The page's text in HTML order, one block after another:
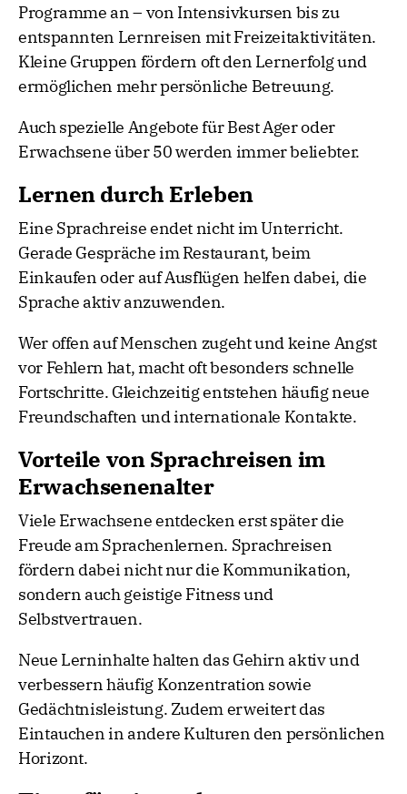
Programme an – von Intensivkursen bis zu
entspannten Lernreisen mit Freizeitaktivitäten.
Kleine Gruppen fördern oft den Lernerfolg und
ermöglichen mehr persönliche Betreuung.
Auch spezielle Angebote für Best Ager oder
Erwachsene über 50 werden immer beliebter.
Lernen durch Erleben
Eine Sprachreise endet nicht im Unterricht.
Gerade Gespräche im Restaurant, beim
Einkaufen oder auf Ausflügen helfen dabei, die
Sprache aktiv anzuwenden.
Wer offen auf Menschen zugeht und keine Angst
vor Fehlern hat, macht oft besonders schnelle
Fortschritte. Gleichzeitig entstehen häufig neue
Freundschaften und internationale Kontakte.
Vorteile von Sprachreisen im
Erwachsenenalter
Viele Erwachsene entdecken erst später die
Freude am Sprachenlernen. Sprachreisen
fördern dabei nicht nur die Kommunikation,
sondern auch geistige Fitness und
Selbstvertrauen.
Neue Lerninhalte halten das Gehirn aktiv und
verbessern häufig Konzentration sowie
Gedächtnisleistung. Zudem erweitert das
Eintauchen in andere Kulturen den persönlichen
Horizont.